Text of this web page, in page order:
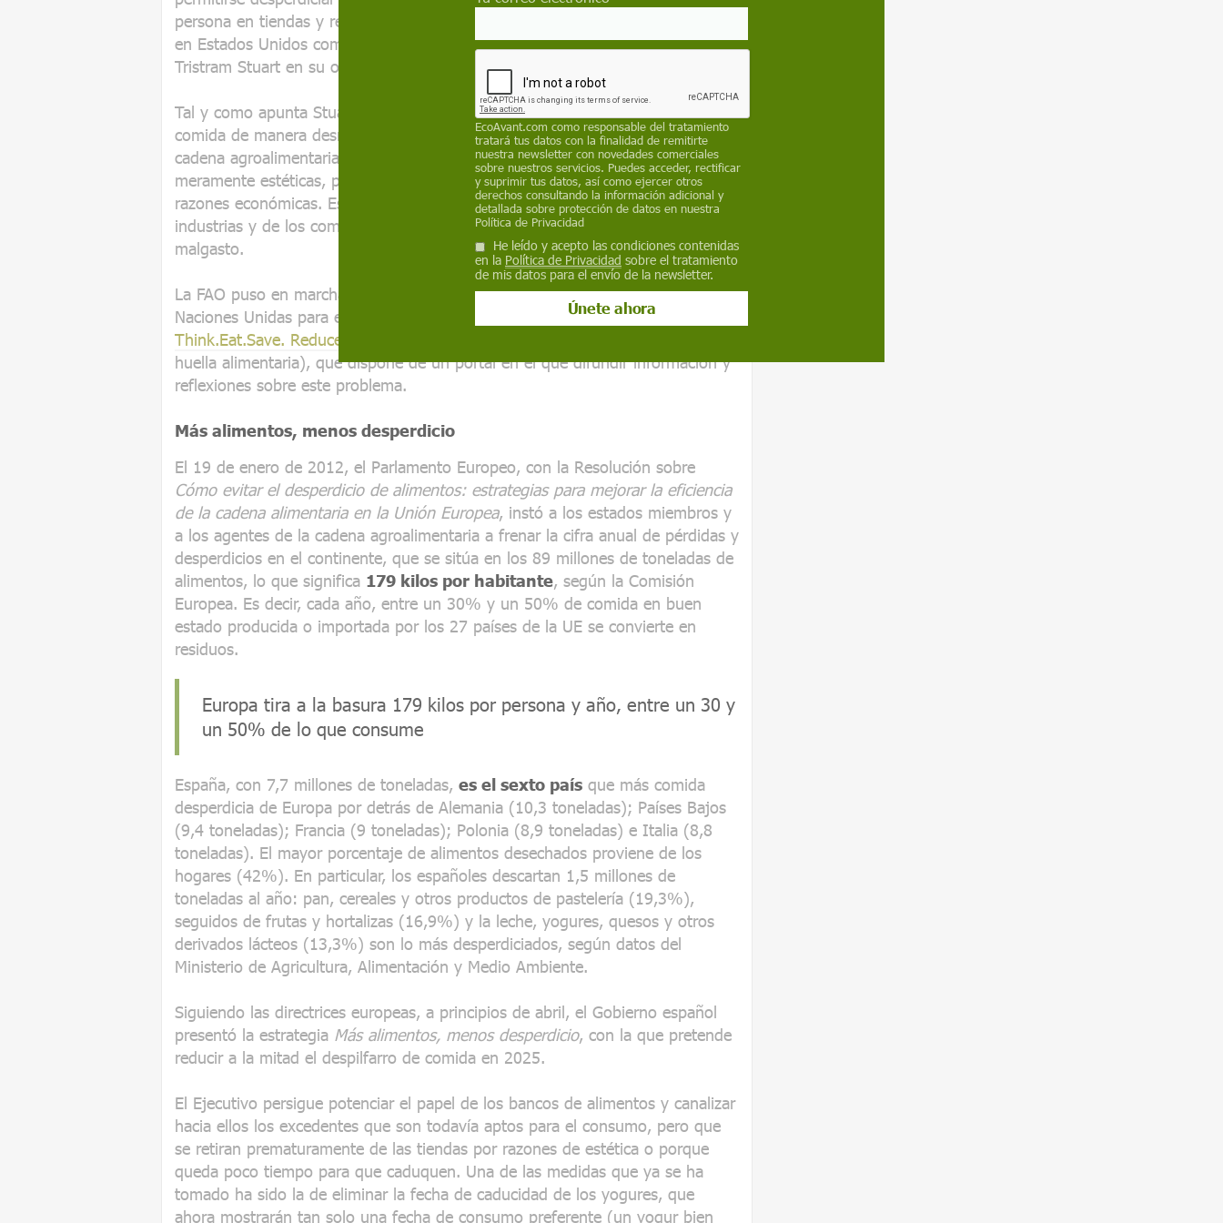
persona en tiendas y restaurantes ha aumentado en las últimas décadas, tanto
en Estados Unidos como en la Unión Europea", afirma el historiador inglés
Tristram Stuart en su obra
Despilfarro: el escándalo global de la comida
Tal y como apunta Stuart, en los países industrializados se desaprovecha
comida de manera desmesurada, se descartan productos alimenticios de la
cadena agroalimentaria aptos para el consumo humano por razones
meramente estéticas, por la proximidad de la fecha de caducidad y por
razones económicas. Es por ello que la sensibilización del consumidor, de las
industrias y de los comercios minoristas es una pieza clave para frenar el
malgasto.
La FAO puso en marcha a principios de año, junto con el Programa de las
Naciones Unidas para el Medio Ambiente (UNEP), la campaña mundial
Think.Eat.Save. Reduce your foodprint
huella alimentaria), que dispone de un portal en el que difundir información y
reflexiones sobre este problema.
Más alimentos, menos desperdicio
El 19 de enero de 2012, el Parlamento Europeo, con la Resolución sobre
Cómo evitar el desperdicio de alimentos: estrategias para mejorar la eficiencia
de la cadena alimentaria en la Unión Europea, instó a los estados miembros y
a los agentes de la cadena agroalimentaria a frenar la cifra anual de pérdidas y
desperdicios en el continente, que se sitúa en los 89 millones de toneladas de
alimentos, lo que significa 179 kilos por habitante, según la Comisión
Europea. Es decir, cada año, entre un 30% y un 50% de comida en buen
estado producida o importada por los 27 países de la UE se convierte en
residuos.
Europa tira a la basura 179 kilos por persona y año, entre un 30 y
un 50% de lo que consume
España, con 7,7 millones de toneladas, es el sexto país que más comida
desperdicia de Europa por detrás de Alemania (10,3 toneladas); Países Bajos
(9,4 toneladas); Francia (9 toneladas); Polonia (8,9 toneladas) e Italia (8,8
toneladas). El mayor porcentaje de alimentos desechados proviene de los
hogares (42%). En particular, los españoles descartan 1,5 millones de
toneladas al año: pan, cereales y otros productos de pastelería (19,3%),
seguidos de frutas y hortalizas (16,9%) y la leche, yogures, quesos y otros
derivados lácteos (13,3%) son lo más desperdiciados, según datos del
Ministerio de Agricultura, Alimentación y Medio Ambiente.
Siguiendo las directrices europeas, a principios de abril, el Gobierno español
presentó la estrategia Más alimentos, menos desperdicio, con la que pretende
reducir a la mitad el despilfarro de comida en 2025.
El Ejecutivo persigue potenciar el papel de los bancos de alimentos y canalizar
hacia ellos los excedentes que son todavía aptos para el consumo, pero que
se retiran prematuramente de las tiendas por razones de estética o porque
queda poco tiempo para que caduquen. Una de las medidas que ya se ha
tomado ha sido la de eliminar la fecha de caducidad de los yogures, que
ahora mostrarán tan solo una fecha de consumo preferente (un yogur bien
EcoAvant.com como responsable del tratamiento
tratará tus datos con la finalidad de remitirte
nuestra newsletter con novedades comerciales
sobre nuestros servicios. Puedes acceder, rectificar
y suprimir tus datos, así como ejercer otros
derechos consultando la información adicional y
detallada sobre protección de datos en nuestra
Política de Privacidad
He leído y acepto las condiciones contenidas
en la Política de Privacidad sobre el tratamiento
de mis datos para el envío de la newsletter.